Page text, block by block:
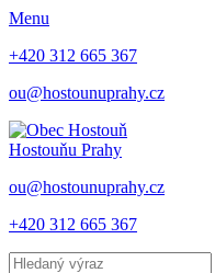
Menu
+420 312 665 367
ou@hostounuprahy.cz
Hostouňu Prahy
ou@hostounuprahy.cz
+420 312 665 367